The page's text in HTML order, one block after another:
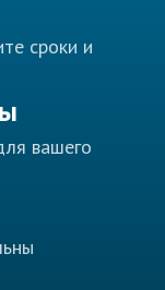
сроки и
вашего